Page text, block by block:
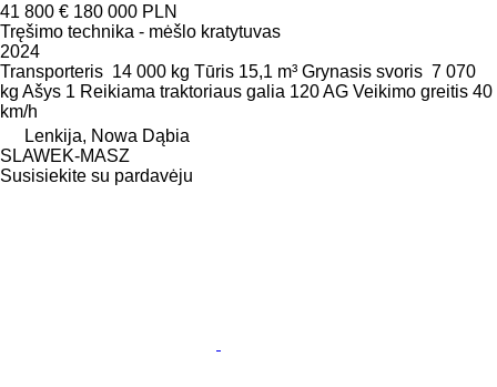
41 800 € 180 000 PLN
Tręšimo technika - mėšlo kratytuvas
2024
Transporteris 14 000 kg Tūris 15,1 m³ Grynasis svoris 7 070
kg Ašys 1 Reikiama traktoriaus galia 120 AG Veikimo greitis 40
km/h
Lenkija, Nowa Dąbia
SLAWEK-MASZ
Susisiekite su pardavėju